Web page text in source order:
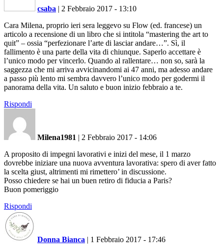
csaba | 2 Febbraio 2017 - 13:10
Cara Milena, proprio ieri sera leggevo su Flow (ed. francese) un
articolo a recensione di un libro che si intitola “mastering the art to
quit” – ossia “perfezionare l’arte di lasciar andare…”. Sì, il
fallimento è una parte della vita di chiunque. Saperlo accettare è
l’unico modo per vincerlo. Quando al rallentare… non so, sarà la
saggezza che mi arriva avvicinandomi ai 47 anni, ma adesso andare
a passo più lento mi sembra davvero l’unico modo per godermi il
panorama della vita. Un saluto e buon inizio febbraio a te.
Rispondi
Milena1981 | 2 Febbraio 2017 - 14:06
A proposito di impegni lavorativi e inizi del mese, il 1 marzo
dovrebbe iniziare una nuova avventura lavorativa: spero di aver fatto
la scelta giust, altrimenti mi rimettero’ in discussione.
Posso chiedere se hai un buen retiro di fiducia a Paris?
Buon pomeriggio
Rispondi
Donna Bianca | 1 Febbraio 2017 - 17:46